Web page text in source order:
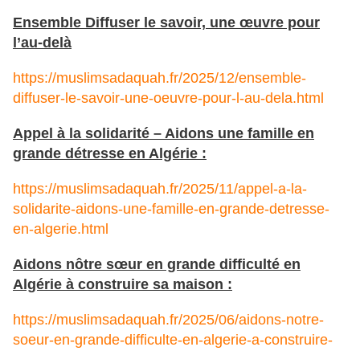
Ensemble Diffuser le savoir, une œuvre pour
l’au-delà
https://muslimsadaquah.fr/2025/12/ensemble-
diffuser-le-savoir-une-oeuvre-pour-l-au-dela.html
Appel à la solidarité – Aidons une famille en
grande détresse en Algérie :
https://muslimsadaquah.fr/2025/11/appel-a-la-
solidarite-aidons-une-famille-en-grande-detresse-
en-algerie.html
Aidons nôtre sœur en grande difficulté en
Algérie à construire sa maison :
https://muslimsadaquah.fr/2025/06/aidons-notre-
soeur-en-grande-difficulte-en-algerie-a-construire-